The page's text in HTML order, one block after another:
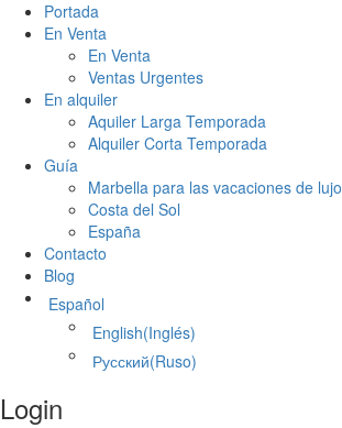
Portada
En Venta
En Venta
Ventas Urgentes
En alquiler
Aquiler Larga Temporada
Alquiler Corta Temporada
Guía
Marbella para las vacaciones de lujo
Costa del Sol
España
Contacto
Blog
Español
English(Inglés)
Русский(Ruso)
Login